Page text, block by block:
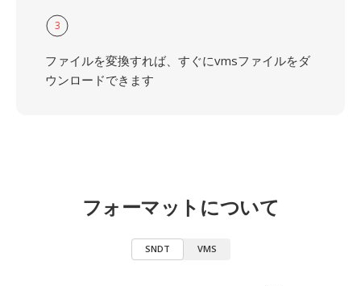
3
ファイルを変換すれば、すぐにvmsファイルをダ
ウンロードできます
フォーマットについて
SNDT VMS